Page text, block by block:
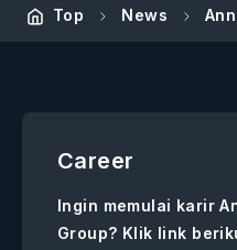
Top News
Career
Ingin memulai karir
Group? Klik link